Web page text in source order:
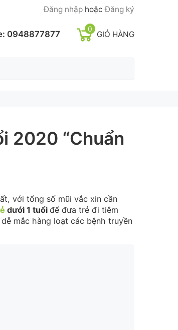
Đăng nhập hoặc Đăng ký
0948877877 GIỎ HÀNG
0
2020 “Chuẩn
với tổng số mũi vắc xin cần
dưới 1 tuổi để đưa trẻ đi tiêm
mắc hàng loạt các bệnh truyền